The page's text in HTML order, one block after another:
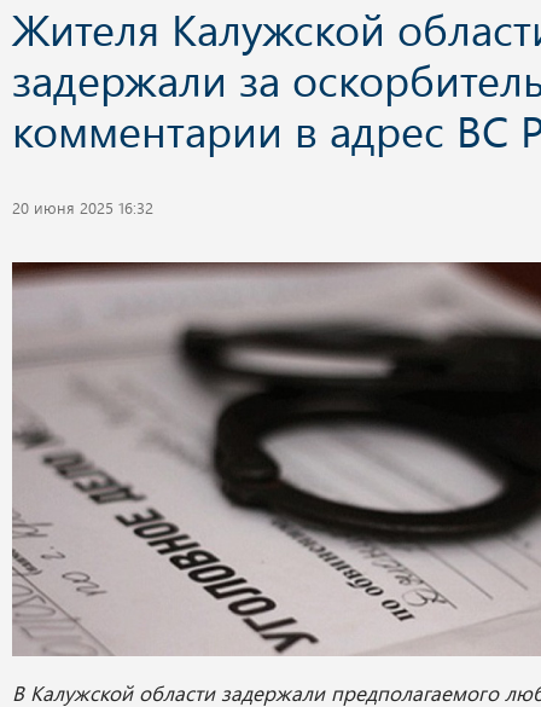
Жителя Калужской
задержали за
комментарии в адрес ВС
20 июня 2025 16:32
В Калужской области задержали предполагаемого